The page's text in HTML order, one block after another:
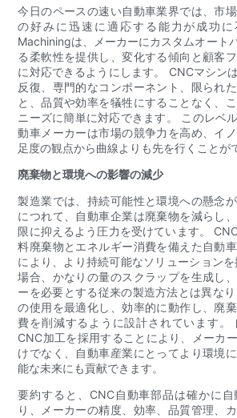
今日のペースの速い自動車業界では、市
の好みに迅速に適応する能力が成功
Machiningは、メーカーにカスタムオート
る柔軟性を提供し、変化する傾向と顧客
に対応できるようにします。 CNCマシン
反復、専門的なコンポーネント、限られ
と、品質や効率を犠牲にすることなく、
ニーズに簡単に対応できます。 このレベ
動車メーカーは市場の競争力を高め、イ
足度の観点から曲線よりも先を行くことが
廃棄物と環境への影響の減少
製造業では、持続可能性と環境への懸念
につれて、自動車企業は廃棄物を減らし
限に抑えるよう圧力を受けています。
料廃棄物とエネルギー消費を備えた自動
により、より持続可能なソリューション
場合、かなりの量のスクラップを生成し
ーを必要とする従来の製造方法とは異な
の使用を最適化し、効率的に動作し、廃
費を削減するように設計されています。
CNC加工を採用することにより、メーカ
けでなく、自動車産業にとってより環境
能な未来にも貢献できます。
要約すると、CNC自動車部品は確かに
り、メーカーの精度、効率、品質管理、